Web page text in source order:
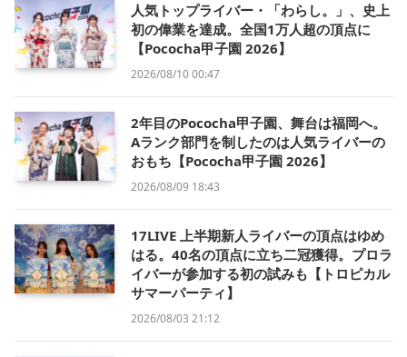
人気トップライバー・「わらし。」、史上
初の偉業を達成。全国1万人超の頂点に
【Pococha甲子園 2026】
2026/08/10 00:47
2年目のPococha甲子園、舞台は福岡へ。
Aランク部門を制したのは人気ライバーの
おもち【Pococha甲子園 2026】
2026/08/09 18:43
17LIVE 上半期新人ライバーの頂点はゆめ
はる。40名の頂点に立ち二冠獲得。プロラ
イバーが参加する初の試みも【トロピカル
サマーパーティ】
2026/08/03 21:12